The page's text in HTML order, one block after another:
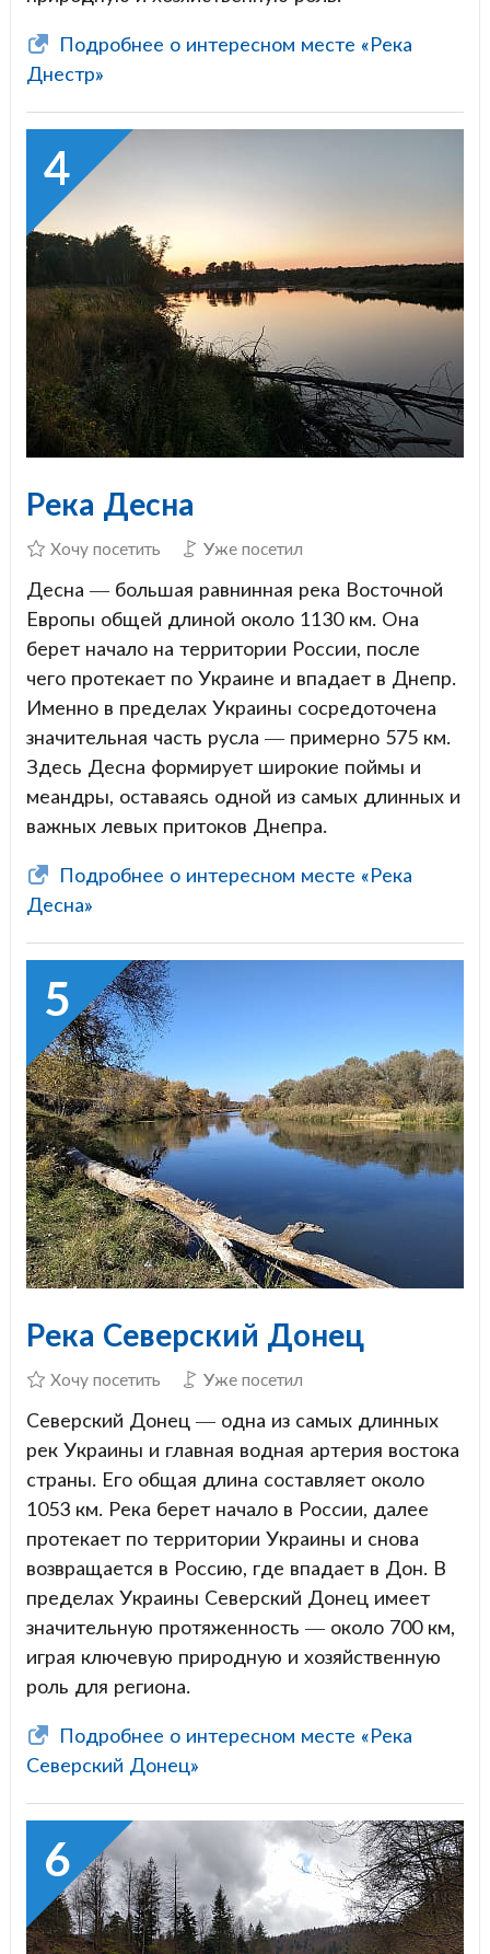
Подробнее о интересном месте «Река
Днестр»
4
Река Десна
Хочу посетить Уже посетил
Десна — большая равнинная река Восточной
Европы общей длиной около 1130 км. Она
берет начало на территории России, после
чего протекает по Украине и впадает в Днепр.
Именно в пределах Украины сосредоточена
значительная часть русла — примерно 575 км.
Здесь Десна формирует широкие поймы и
меандры, оставаясь одной из самых длинных и
важных левых притоков Днепра.
Подробнее о интересном месте «Река
Десна»
5
Река Северский Донец
Хочу посетить Уже посетил
Северский Донец — одна из самых длинных
рек Украины и главная водная артерия востока
страны. Его общая длина составляет около
1053 км. Река берет начало в России, далее
протекает по территории Украины и снова
возвращается в Россию, где впадает в Дон. В
пределах Украины Северский Донец имеет
значительную протяженность — около 700 км,
играя ключевую природную и хозяйственную
роль для региона.
Подробнее о интересном месте «Река
Северский Донец»
6